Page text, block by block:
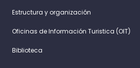
Estructura y organización
Oficinas de Información Turistica (OIT)
Biblioteca